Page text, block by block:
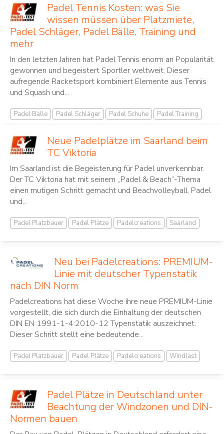
Padel Tennis Kosten: was Sie
wissen müssen über Platzmiete,
Padel Schläger, Padel Bälle, Training und
mehr
In den letzten Jahren hat Padel Tennis ‌enorm an Popularität⁢
gewonnen und begeistert Sportler ⁤weltweit. Dieser⁤
aufregende Racketsport ⁣kombiniert Elemente aus Tennis
und Squash und...
Padel Bälle Padel Schläger Padel Schuhe Padel Training
Neue Padelplätze im Saarland beim
TC Viktoria
Im Saarland ist die Begeisterung für Padel unverkennbar.
Der TC Viktoria hat mit seinem „Padel & Beach“-Thema
einen mutigen Schritt gemacht und Beachvolleyball, Padel
und...
Padel Platzbauer Padel Plätze Padelcreations Saarland
Neu bei Padelcreations: PREMIUM-
Linie mit deutscher Typenstatik
nach DIN Norm
Padelcreations hat diese Woche ihre neue PREMIUM-Linie
vorgestellt, die sich durch die Einhaltung der deutschen
DIN EN 1991-1-4:2010-12 Typenstatik auszeichnet.
Dieser Schritt stellt eine bedeutende...
Padel Platzbauer Padel Plätze Padelcreations Windlast
Padel Plätze in Deutschland unter
Beachtung der Windzonen und DIN-
Normen bauen